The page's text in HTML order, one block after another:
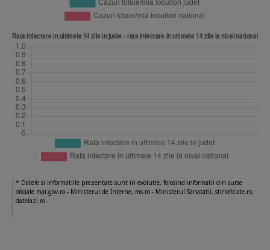
* Datele si informatiile prezentate sunt in evolutie, folosind informatii din surse
oficiale mai.gov.ro - Ministerul de Interne, ms.ro - Ministerul Sanatatii, stirioficiale.ro,
datelazi.ro.